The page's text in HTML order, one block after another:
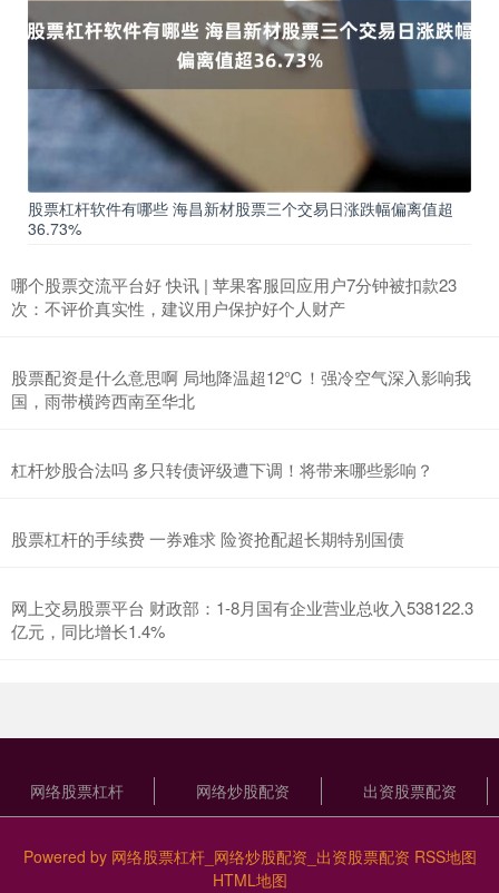
股票杠杆软件有哪些 海昌新材股票三个交易日涨跌幅偏离值超
36.73%
哪个股票交流平台好 快讯 | 苹果客服回应用户7分钟被扣款23
次：不评价真实性，建议用户保护好个人财产
股票配资是什么意思啊 局地降温超12℃！强冷空气深入影响我
国，雨带横跨西南至华北
杠杆炒股合法吗 多只转债评级遭下调！将带来哪些影响？
股票杠杆的手续费 一券难求 险资抢配超长期特别国债
网上交易股票平台 财政部：1-8月国有企业营业总收入538122.3
亿元，同比增长1.4%
网络股票杠杆 网络炒股配资 出资股票配资
Powered by 网络股票杠杆_网络炒股配资_出资股票配资 RSS地图
HTML地图